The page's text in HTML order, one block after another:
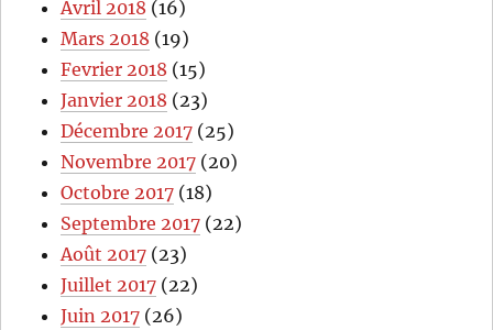
Avril 2018 (16)
Mars 2018 (19)
Fevrier 2018 (15)
Janvier 2018 (23)
Décembre 2017 (25)
Novembre 2017 (20)
Octobre 2017 (18)
Septembre 2017 (22)
Août 2017 (23)
Juillet 2017 (22)
Juin 2017 (26)